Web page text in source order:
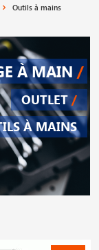
Outils à mains
À MAIN /
OUTLET /
À MAINS